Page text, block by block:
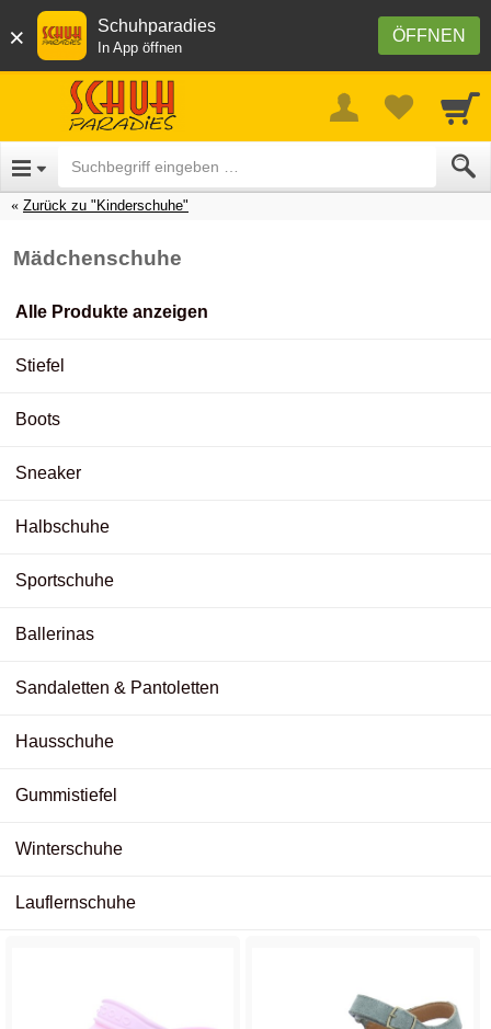
× ÖFFNEN
Schuhparadies
In App öffnen
Zurück zu "Kinderschuhe"
Mädchenschuhe
Alle Produkte anzeigen
Stiefel
Boots
Sneaker
Halbschuhe
Sportschuhe
Ballerinas
Sandaletten & Pantoletten
Hausschuhe
Gummistiefel
Winterschuhe
Lauflernschuhe